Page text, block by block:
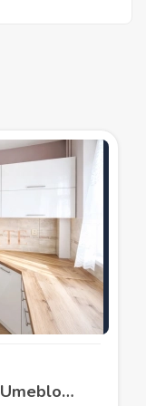
54 m² | 2 pokoje | Centrum | Umeblowane